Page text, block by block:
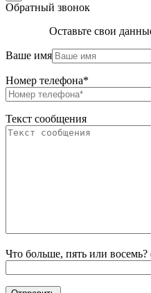
Обратный звонок
Оставьте свои
Ваше имя
Номер телефона*
Текст сообщения
Что больше, пять или